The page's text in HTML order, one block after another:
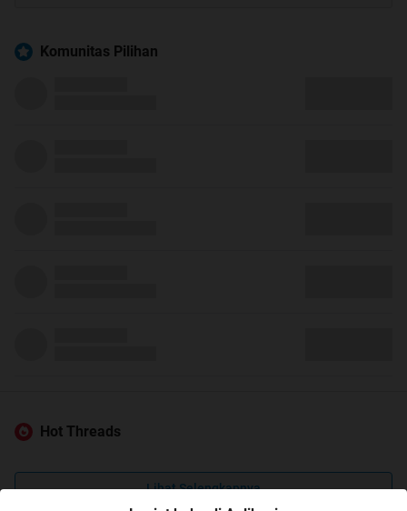
Komunitas Pilihan
Hot Threads
Lihat Selengkapnya